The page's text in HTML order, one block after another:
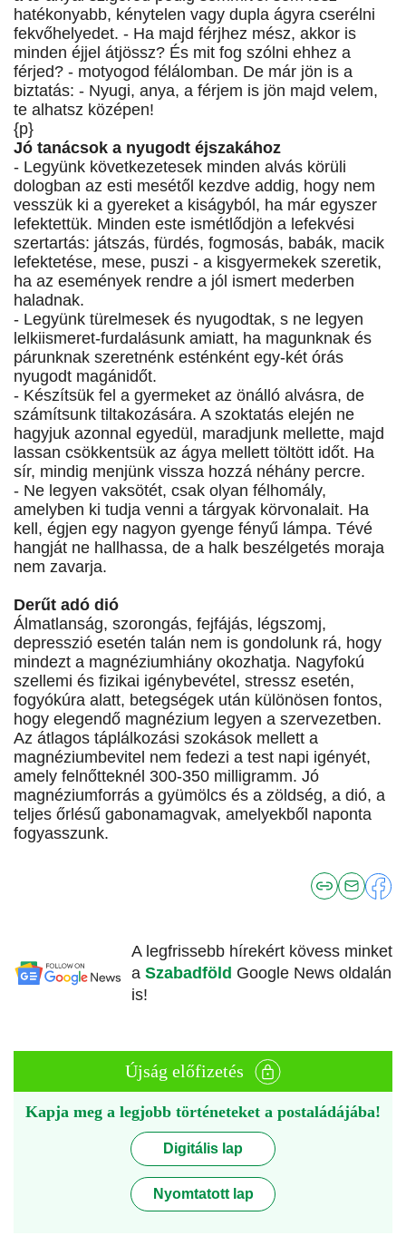
hatékonyabb, kénytelen vagy dupla ágyra cserélni
fekvőhelyedet. - Ha majd férjhez mész, akkor is
minden éjjel átjössz? És mit fog szólni ehhez a
férjed? - motyogod félálomban. De már jön is a
biztatás: - Nyugi, anya, a férjem is jön majd velem,
te alhatsz középen!
{p}
Jó tanácsok a nyugodt éjszakához
- Legyünk következetesek minden alvás körüli
dologban az esti mesétől kezdve addig, hogy nem
vesszük ki a gyereket a kiságyból, ha már egyszer
lefektettük. Minden este ismétlődjön a lefekvési
szertartás: játszás, fürdés, fogmosás, babák, macik
lefektetése, mese, puszi - a kisgyermekek szeretik,
ha az események rendre a jól ismert mederben
haladnak.
- Legyünk türelmesek és nyugodtak, s ne legyen
lelkiismeret-furdalásunk amiatt, ha magunknak és
párunknak szeretnénk esténként egy-két órás
nyugodt magánidőt.
- Készítsük fel a gyermeket az önálló alvásra, de
számítsunk tiltakozására. A szoktatás elején ne
hagyjuk azonnal egyedül, maradjunk mellette, majd
lassan csökkentsük az ágya mellett töltött időt. Ha
sír, mindig menjünk vissza hozzá néhány percre.
- Ne legyen vaksötét, csak olyan félhomály,
amelyben ki tudja venni a tárgyak körvonalait. Ha
kell, égjen egy nagyon gyenge fényű lámpa. Tévé
hangját ne hallhassa, de a halk beszélgetés moraja
nem zavarja.
Derűt adó dió
Álmatlanság, szorongás, fejfájás, légszomj,
depresszió esetén talán nem is gondolunk rá, hogy
mindezt a magnéziumhiány okozhatja. Nagyfokú
szellemi és fizikai igénybevétel, stressz esetén,
fogyókúra alatt, betegségek után különösen fontos,
hogy elegendő magnézium legyen a szervezetben.
Az átlagos táplálkozási szokások mellett a
magnéziumbevitel nem fedezi a test napi igényét,
amely felnőtteknél 300-350 milligramm. Jó
magnéziumforrás a gyümölcs és a zöldség, a dió, a
teljes őrlésű gabonamagvak, amelyekből naponta
fogyasszunk.
A legfrissebb hírekért kövess minket
a Szabadföld Google News oldalán
is!
Újság előfizetés
Kapja meg a legjobb történeteket a postaládájába!
Digitális lap
Nyomtatott lap